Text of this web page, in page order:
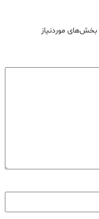
بخش‌های موردنیاز